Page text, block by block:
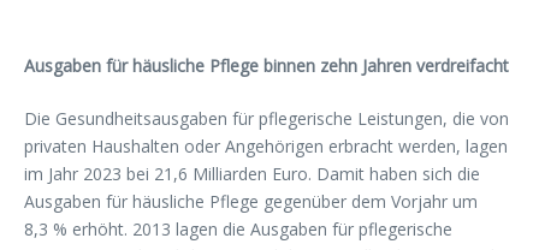
Ausgaben für häusliche Pflege binnen zehn Jahren verdreifacht
Die Gesundheitsausgaben für pflegerische Leistungen, die von
privaten Haushalten oder Angehörigen erbracht werden, lagen
im Jahr 2023 bei 21,6 Milliarden Euro. Damit haben sich die
Ausgaben für häusliche Pflege gegenüber dem Vorjahr um
8,3 % erhöht. 2013 lagen die Ausgaben für pflegerische